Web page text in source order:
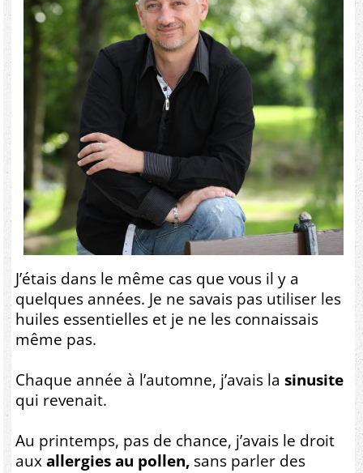
J’étais dans le même cas que vous il y a
quelques années. Je ne savais pas utiliser les
huiles essentielles et je ne les connaissais
même pas.
Chaque année à l’automne, j’avais la sinusite
qui revenait.
Au printemps, pas de chance, j’avais le droit
auxallergies au pollen, sans parler des